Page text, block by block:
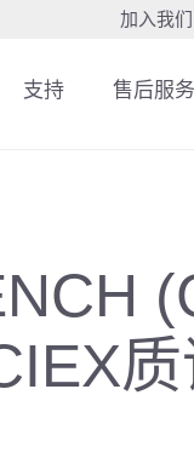
加入我们
支持 售后服务